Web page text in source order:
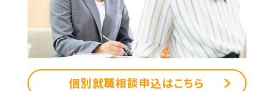
個別就職相談申込はこちら